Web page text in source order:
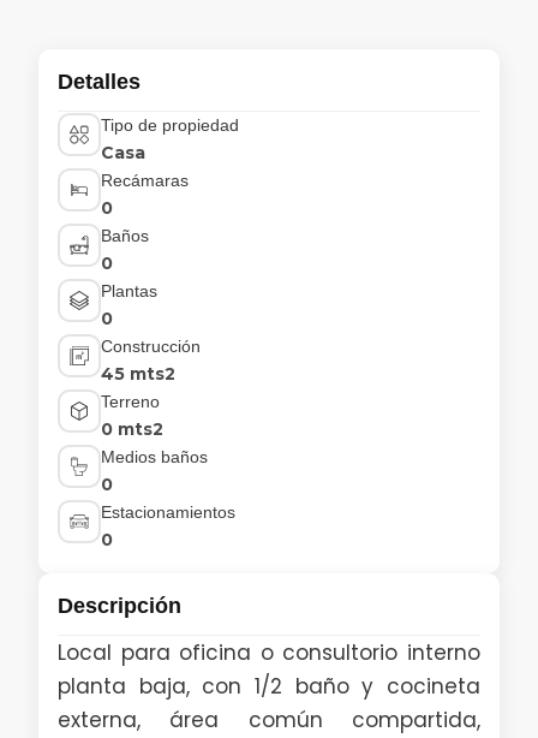
Detalles
Tipo de propiedad
Casa
Recámaras
0
Baños
0
Plantas
0
Construcción
45 mts2
Terreno
0 mts2
Medios baños
0
Estacionamientos
0
Descripción
Local para oficina o consultorio interno
planta baja, con 1/2 baño y cocineta
externa, área común compartida,